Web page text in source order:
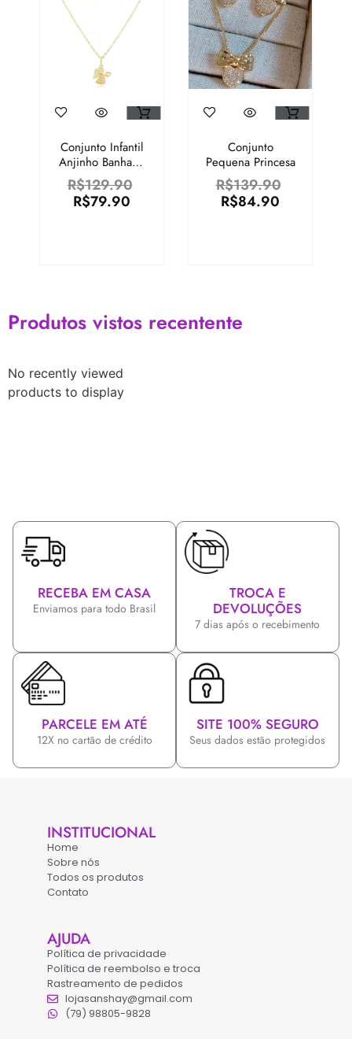
Conjunto Infantil
Anjinho Banhado
Em Ouro 18k
R$129.90
R$79.90
Conjunto
Pequena Princesa
R$139.90
R$84.90
Produtos vistos recentente
No recently viewed
products to display
RECEBA EM CASA
Enviamos para todo Brasil
TROCA E
DEVOLUÇÕES
7 dias após o recebimento
PARCELE EM ATÉ
12X no cartão de crédito
SITE 100% SEGURO
Seus dados estão protegidos
INSTITUCIONAL
Home
Sobre nós
Todos os produtos
Contato
AJUDA
Política de privacidade
Política de reembolso e troca
Rastreamento de pedidos
lojasanshay@gmail.com
(79) 98805-9828